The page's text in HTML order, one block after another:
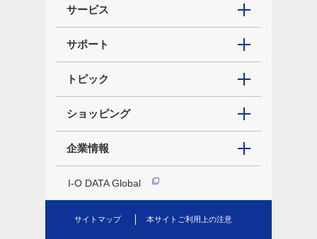
サービス
サポート
トピック
ショッピング
企業情報
I-O DATA Global
サイトマップ 本サイトご利用上の注意